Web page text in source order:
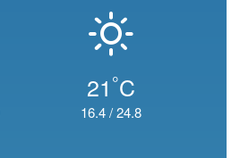
21 °C
16.4/24.8